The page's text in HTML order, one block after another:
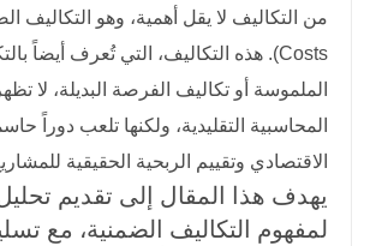
من التكاليف لا يقل أهمية، وهو
Costs) . هذه التكاليف، التي تُعرف أيضاً
الملموسة أو تكاليف الفرصة البديلة، لا
المحاسبية التقليدية، ولكنها تلعب دوراً
الاقتصادي وتقييم الربحية الحقيقية
يهدف هذا المقال إلى تقديم
لمفهوم التكاليف الضمنية، مع